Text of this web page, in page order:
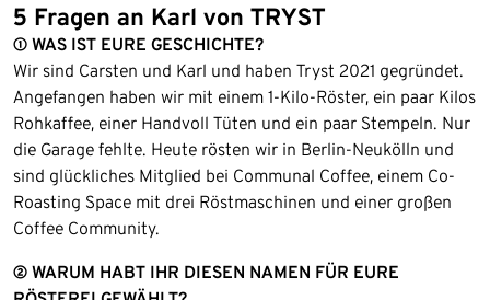
5 Fragen an Karl von TRYST
① WAS IST EURE GESCHICHTE?
Wir sind Carsten und Karl und haben Tryst 2021 gegründet.
Angefangen haben wir mit einem 1-Kilo-Röster, ein paar Kilos
Rohkaffee, einer Handvoll Tüten und ein paar Stempeln. Nur
die Garage fehlte. Heute rösten wir in Berlin-Neukölln und
sind glückliches Mitglied bei Communal Coffee, einem Co-
Roasting Space mit drei Röstmaschinen und einer großen
Coffee Community.
② WARUM HABT IHR DIESEN NAMEN FÜR EURE